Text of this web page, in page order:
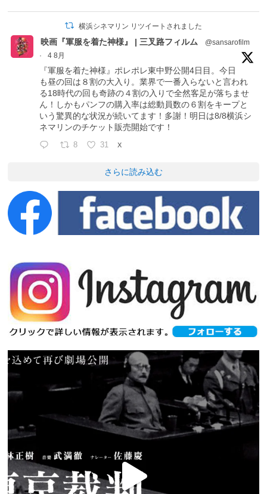
横浜シネマリン リツイートされました
映画『軍服を着た神様』 | 三叉路フィルム
@sansarofilm
·
4 8月
『軍服を着た神様』ポレポレ東中野公開4日目。今日
も昼の回は８割の大入り。業界で一番入らないと言われ
る18時代の回も奇跡の４割の入りで全然客足が落ちませ
ん！しかもパンフの購入率は総動員数の６割をキープと
いう驚異的な状況が続いてます！多謝！明日は8/8横浜シ
ネマリンのチケット販売開始です！
8 31 X
さらに読み込む